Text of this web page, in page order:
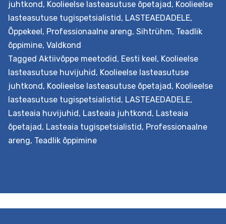
analüüsinud erinevaid õpiringi meetodeid ja… Continue
reading Õpiringi
juhtkond, Koolieelse lasteasutuse õpetajad, Koolieelse
lasteasutuse tugispetsialistid, LASTEAEDADELE,
Õppekeel, Professionaalne areng, Sihtrühm, Teadlik
õppimine, Valdkond
Tagged Aktiivõppe meetodid, Eesti keel, Koolieelse
lasteasutuse huvijuhid, Koolieelse lasteasutuse
juhtkond, Koolieelse lasteasutuse õpetajad, Koolieelse
lasteasutuse tugispetsialistid, LASTEAEDADELE,
Lasteaia huvijuhid, Lasteaia juhtkond, Lasteaia
õpetajad, Lasteaia tugispetsialistid, Professionaalne
areng, Teadlik õppimine